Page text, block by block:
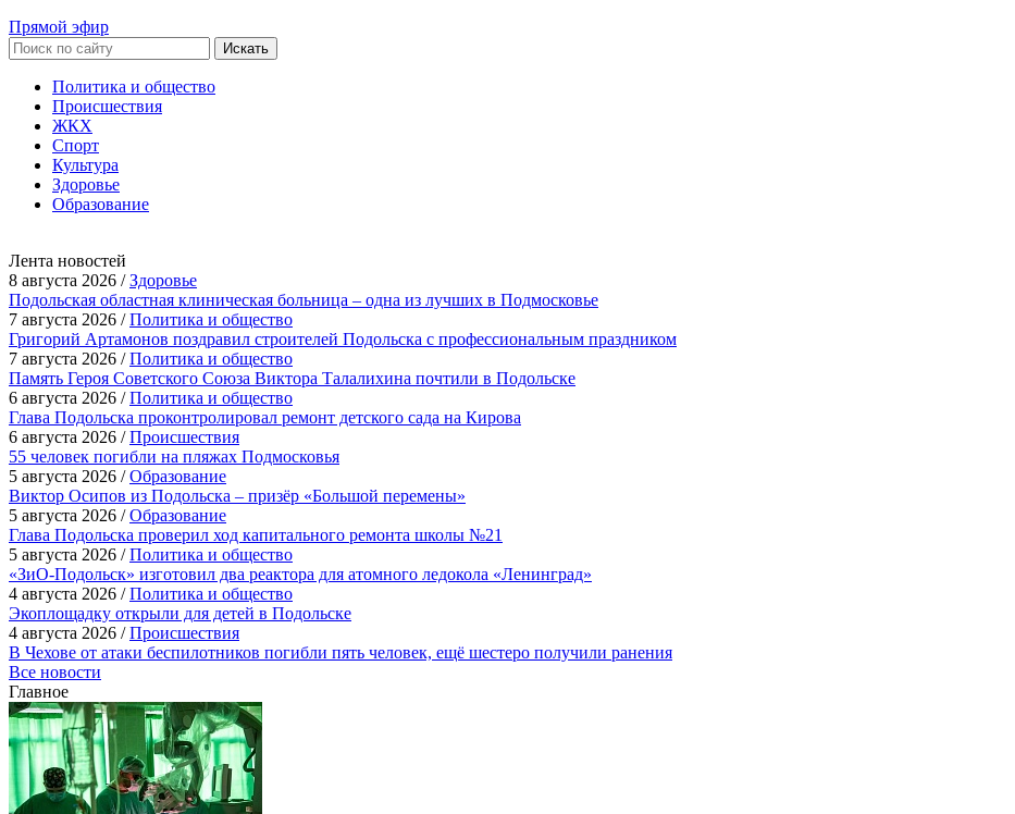
Прямой эфир
Искать
Политика и общество
Происшествия
ЖКХ
Спорт
Культура
Здоровье
Образование
Лента новостей
8 августа 2026 /Здоровье
Подольская областная клиническая больница – одна из лучших в Подмосковье
7 августа 2026 /Политика и общество
Григорий Артамонов поздравил строителей Подольска с профессиональным праздником
7 августа 2026 /Политика и общество
Память Героя Советского Союза Виктора Талалихина почтили в Подольске
6 августа 2026 /Политика и общество
Глава Подольска проконтролировал ремонт детского сада на Кирова
6 августа 2026 /Происшествия
55 человек погибли на пляжах Подмосковья
5 августа 2026 /Образование
Виктор Осипов из Подольска – призёр «Большой перемены»
5 августа 2026 /Образование
Глава Подольска проверил ход капитального ремонта школы №21
5 августа 2026 /Политика и общество
«ЗиО-Подольск» изготовил два реактора для атомного ледокола «Ленинград»
4 августа 2026 /Политика и общество
Экоплощадку открыли для детей в Подольске
4 августа 2026 /Происшествия
В Чехове от атаки беспилотников погибли пять человек, ещё шестеро получили ранения
Все новости
Главное